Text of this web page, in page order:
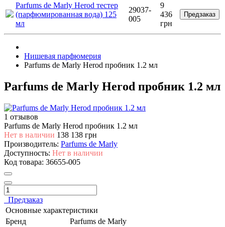
Parfums de Marly Herod тестер
(парфюмированная вода) 125
мл
29037-
005
9
436
грн
Предзаказ
Нишевая парфюмерия
Parfums de Marly Herod пробник 1.2 мл
Parfums de Marly Herod пробник 1.2 мл
1 отзывов
Parfums de Marly Herod пробник 1.2 мл
Нет в наличии 138 138 грн
Производитель: Parfums de Marly
Доступность: Нет в наличии
Код товара: 36655-005
Предзаказ
Основные характеристики
Бренд
Parfums de Marly